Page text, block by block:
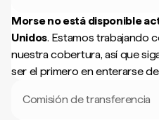
Morse no está disponible
Unidos. Estamos trabajando
nuestra cobertura, así que
ser el primero en enterarse
Comisión de transferencia